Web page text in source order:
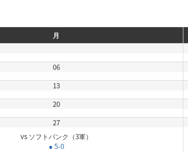
月
06
13
20
27
vs ソフトバンク（3軍）
● 5-0